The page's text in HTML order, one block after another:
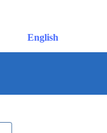
English